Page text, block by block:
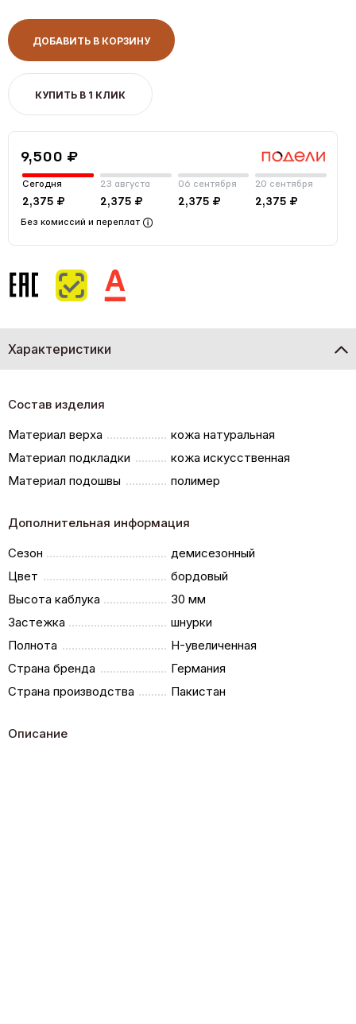
ДОБАВИТЬ В КОРЗИНУ
КУПИТЬ В 1 КЛИК
9,500 ₽
Сегодня
2,375 ₽
23 августа
2,375 ₽
06 сентября
2,375 ₽
20 сентября
2,375 ₽
Без комиссий и переплат
Характеристики
Состав изделия
Материал верха
кожа натуральная
Материал подкладки
кожа искусственная
Материал подошвы
полимер
Дополнительная информация
Сезон
демисезонный
Цвет
бордовый
Высота каблука
30 мм
Застежка
шнурки
Полнота
H-увеличенная
Страна бренда
Германия
Страна производства
Пакистан
Описание